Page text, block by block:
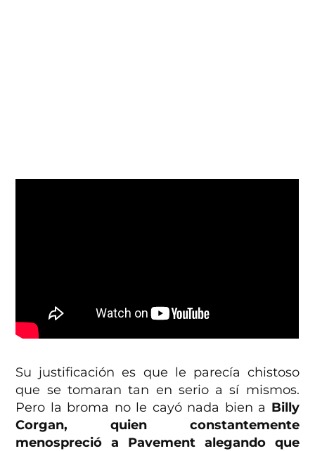
Su justificación es que le parecía chistoso
que se tomaran tan en serio a sí mismos.
Pero la broma no le cayó nada bien a Billy
Corgan, quien constantemente
menospreció a Pavement alegando que